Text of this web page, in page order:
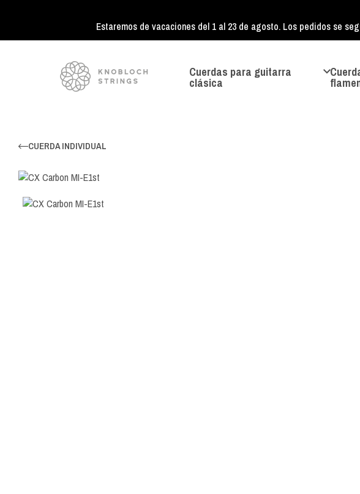
Estaremos de vacaciones del 1 al 23 de agosto. Los pedidos se
Cuerdas para guitarra
clásica
CUERDA INDIVIDUAL